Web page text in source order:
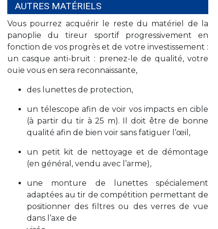
AUTRES MATÉRIELS
Vous pourrez acquérir le reste du matériel de la
panoplie du tireur sportif progressivement en
fonction de vos progrès et de votre investissement :
un casque anti-bruit : prenez-le de qualité, votre
ouïe vous en sera reconnaissante,
des lunettes de protection,
un télescope afin de voir vos impacts en cible
(à partir du tir à 25 m). Il doit être de bonne
qualité afin de bien voir sans fatiguer l’œil,
un petit kit de nettoyage et de démontage
(en général, vendu avec l’arme),
une monture de lunettes spécialement
adaptées au tir de compétition permettant de
positionner des filtres ou des verres de vue
dans l’axe de